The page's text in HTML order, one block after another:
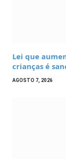
Lei que
crianças é
AGOSTO 7, 2026